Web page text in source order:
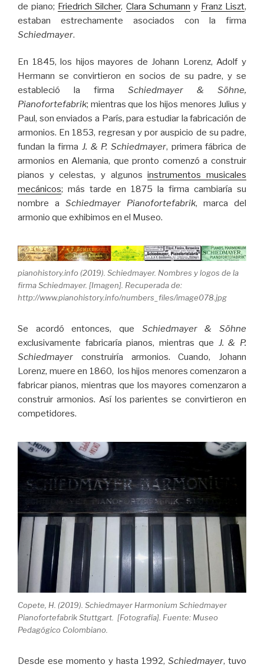
de piano; Friedrich Silcher, Clara Schumann y Franz Liszt,
estaban estrechamente asociados con la firma
Schiedmayer.
En 1845, los hijos mayores de Johann Lorenz, Adolf y
Hermann se convirtieron en socios de su padre, y se
estableció la firma Schiedmayer & Söhne,
Pianofortefabrik; mientras que los hijos menores Julius y
Paul, son enviados a París, para estudiar la fabricación de
armonios. En 1853, regresan y por auspicio de su padre,
fundan la firma J. & P. Schiedmayer, primera fábrica de
armonios en Alemania, que pronto comenzó a construir
pianos y celestas, y algunosinstrumentos musicales
mecánicos; más tarde en 1875 la firma cambiaría su
nombre a Schiedmayer Pianofortefabrik, marca del
armonio que exhibimos en el Museo.
pianohistory.info (2019). Schiedmayer. Nombres y logos de la
firma Schiedmayer. [Imagen]. Recuperada de:
http://www.pianohistory.info/numbers_files/image078.jpg
Se acordó entonces, que Schiedmayer & Söhne
exclusivamente fabricaría pianos, mientras que J. & P.
Schiedmayer construiría armonios. Cuando, Johann
Lorenz, muere en 1860, los hijos menores comenzaron a
fabricar pianos, mientras que los mayores comenzaron a
construir armonios. Así los parientes se convirtieron en
competidores.
Copete, H. (2019). Schiedmayer Harmonium Schiedmayer
Pianofortefabrik Stuttgart. [Fotografía]. Fuente: Museo
Pedagógico Colombiano.
Desde ese momento y hasta 1992, Schiedmayer, tuvo